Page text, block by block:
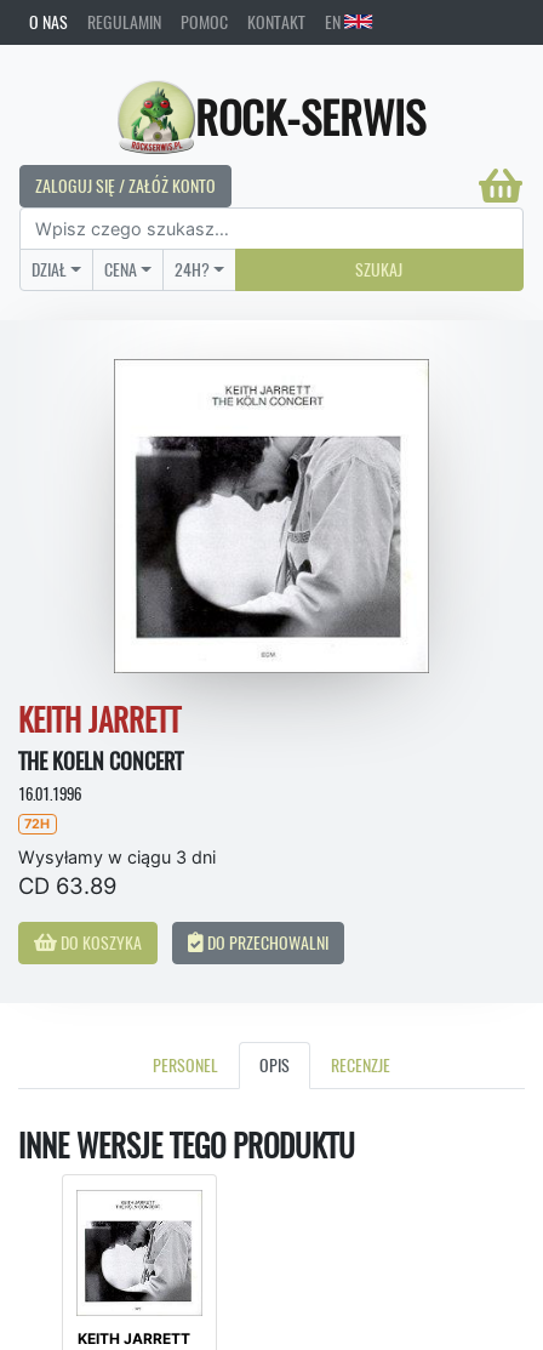
O NAS REGULAMIN POMOC KONTAKT EN
ROCK-SERWIS
ZALOGUJ SIĘ / ZAŁÓŻ KONTO
DZIAŁ CENA 24H? SZUKAJ
KEITH JARRETT
THE KOELN CONCERT
16.01.1996
72H
Wysyłamy w ciągu 3 dni
CD 63.89
DO KOSZYKA DO PRZECHOWALNI
PERSONEL OPIS RECENZJE
INNE WERSJE TEGO PRODUKTU
KEITH JARRETT